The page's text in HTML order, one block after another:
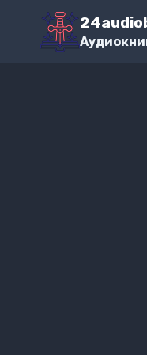
Перейти
содержимому